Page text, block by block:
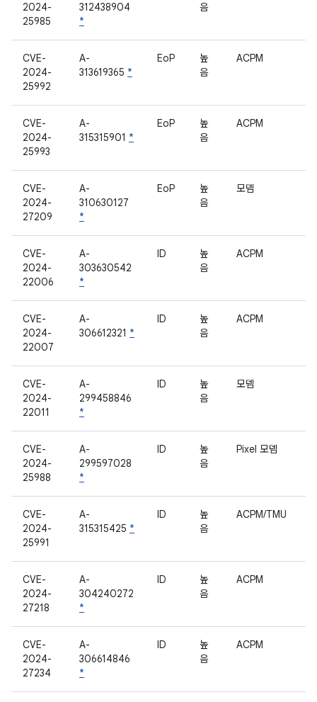
2024-
25985
312438904
*
음
CVE-
2024-
25992
A-
313619365 *
EoP
높
음
ACPM
CVE-
2024-
25993
A-
315315901 *
EoP
높
음
ACPM
CVE-
2024-
27209
A-
310630127
*
EoP
높
음
모뎀
CVE-
2024-
22006
A-
303630542
*
ID
높
음
ACPM
CVE-
2024-
22007
A-
306612321 *
ID
높
음
ACPM
CVE-
2024-
22011
A-
299458846
*
ID
높
음
모뎀
CVE-
2024-
25988
A-
299597028
*
ID
높
음
Pixel 모뎀
CVE-
2024-
25991
A-
315315425 *
ID
높
음
ACPM/TMU
CVE-
2024-
27218
A-
304240272
*
ID
높
음
ACPM
CVE-
2024-
27234
A-
306614846
*
ID
높
음
ACPM